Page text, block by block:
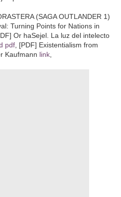
(SAGA OUTLANDER 1)
Turning Points for Nations in
Or haSejel. La luz del intelecto
pdf , [PDF] Existentialism from
Kaufmann link